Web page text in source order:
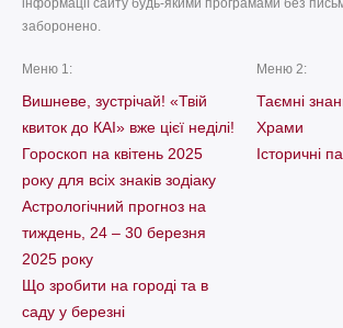
інформації сайту будь-якими програмами без
заборонено.
Меню 1:
Вишневе, зустрічай! «Твій
квиток до КАІ» вже цієї неділі!
Гороскоп на квітень 2025
року для всіх знаків зодіаку
Астрологічний прогноз на
тиждень, 24 – 30 березня
2025 року
Що зробити на городі та в
саду у березні
Меню 2:
Таємні
Храми
Історичні